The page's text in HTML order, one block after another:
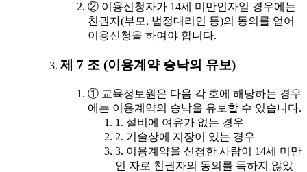
② 이용신청자가 14세 미만인자일 경우에는
친권자(부모, 법정대리인 등)의 동의를 얻어
이용신청을 하여야 합니다.
제 7 조 (이용계약 승낙의 유보)
① 교육정보원은 다음 각 호에 해당하는 경우
에는 이용계약의 승낙을 유보할 수 있습니다.
1. 설비에 여유가 없는 경우
2. 기술상에 지장이 있는 경우
3. 이용계약을 신청한 사람이 14세 미만
인 자로 친권자의 동의를 득하지 않았